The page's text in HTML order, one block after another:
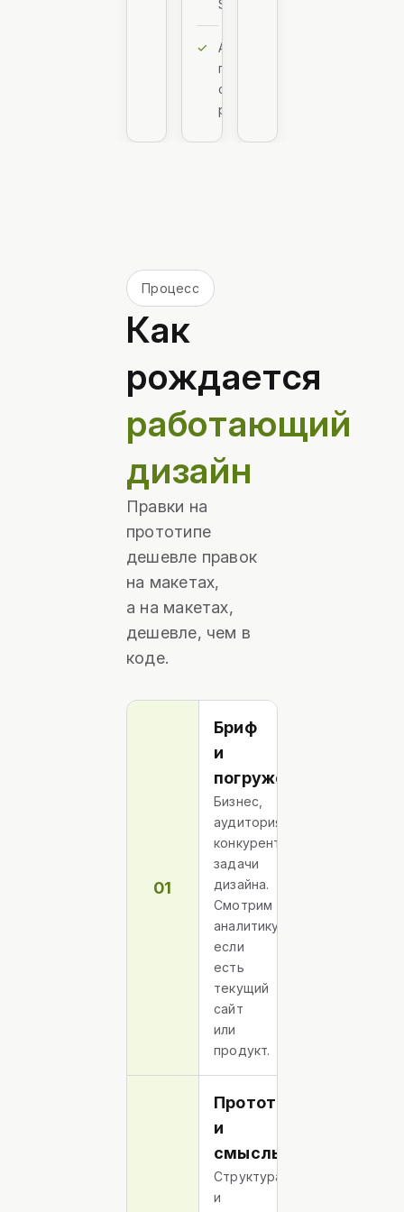
SEO
A/B-
проверка
спорных
решений
Процесс
Как
рождается
работающий
дизайн
Правки на
прототипе
дешевле правок
на макетах,
а на макетах,
дешевле, чем в
коде.
01
Бриф
и
погружение
Бизнес,
аудитория,
конкуренты,
задачи
дизайна.
Смотрим
аналитику,
если
есть
текущий
сайт
или
продукт.
Прототип
и
смыслы
Структура
и